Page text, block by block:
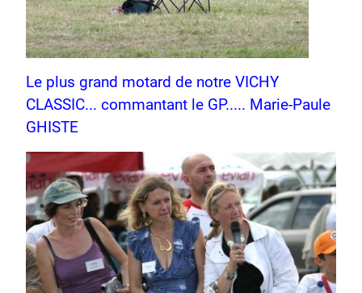
Le plus grand motard de notre VICHY
CLASSIC... commantant le GP..... Marie-Paule
GHISTE